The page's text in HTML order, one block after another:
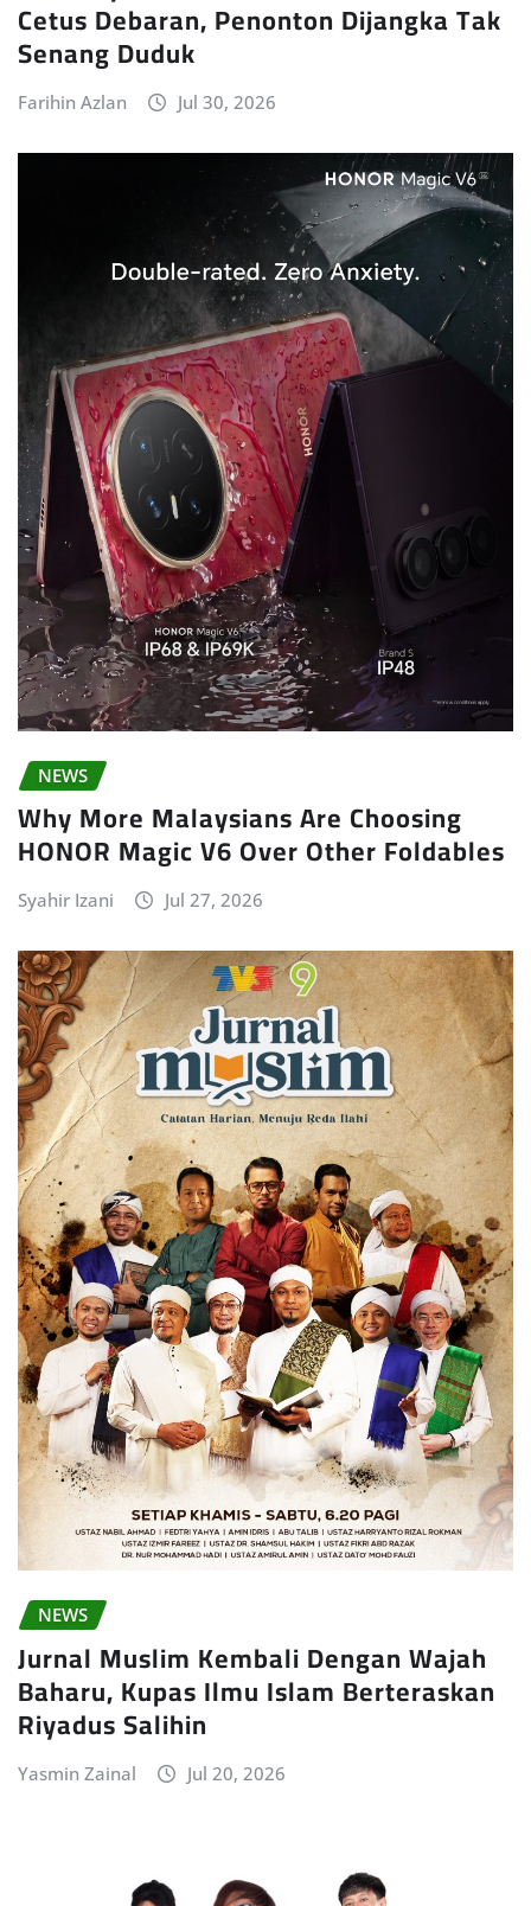
Cetus Debaran, Penonton Dijangka Tak
Senang Duduk
Farihin Azlan Jul 30, 2026
NEWS
Why More Malaysians Are Choosing
HONOR Magic V6 Over Other Foldables
Syahir Izani Jul 27, 2026
NEWS
Jurnal Muslim Kembali Dengan Wajah
Baharu, Kupas Ilmu Islam Berteraskan
Riyadus Salihin
Yasmin Zainal Jul 20, 2026